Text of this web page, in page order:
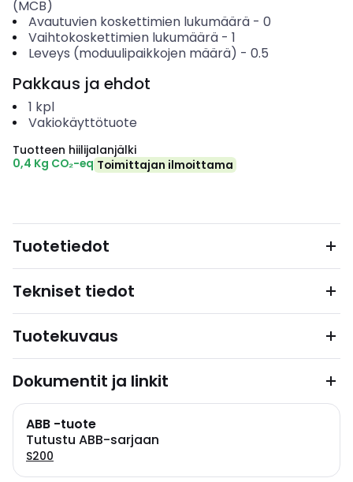
(MCB)
Avautuvien koskettimien lukumäärä- 0
Vaihtokoskettimien lukumäärä- 1
Leveys (moduulipaikkojen määrä) - 0.5
Pakkaus ja ehdot
1 kpl
Vakiokäyttötuote
Tuotteen hiilijalanjälki
0,4 Kg CO₂-eq Toimittajan ilmoittama
Tuotetiedot
Tekniset tiedot
Tuotekuvaus
Dokumentit ja linkit
ABB -tuote
Tutustu ABB-sarjaan
S200